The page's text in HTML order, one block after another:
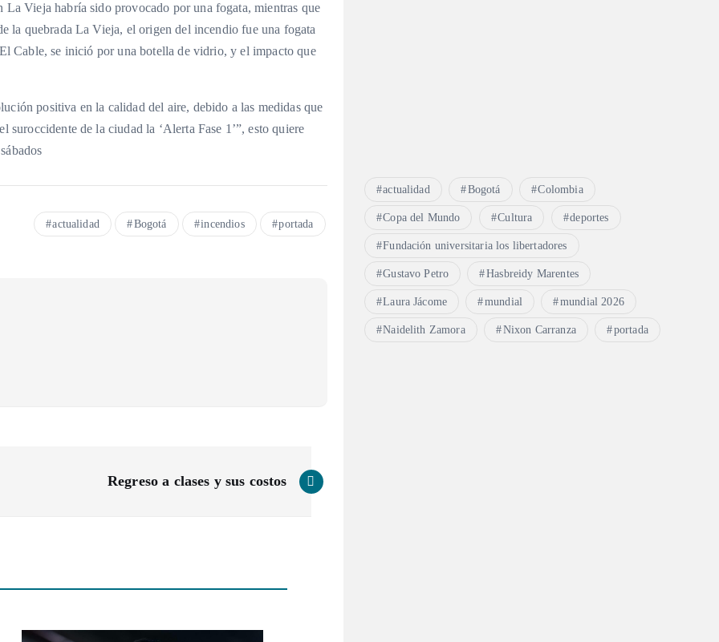
Vieja habría sido provocado por una fogata, mientras que
la quebrada La Vieja, el origen del incendio fue una fogata
Cable, se inició por una botella de vidrio, y el impacto que
positiva en la calidad del aire, debido a las medidas que
de la ciudad la ‘Alerta Fase 1’”, esto quiere
actualidad Bogotá incendios portada
Regreso a clases y sus costos
actualidad Bogotá Colombia
Copa del Mundo Cultura deportes
Fundación universitaria los libertadores
Gustavo Petro Hasbreidy Marentes
Laura Jácome mundial mundial 2026
Naidelith Zamora Nixon Carranza portada